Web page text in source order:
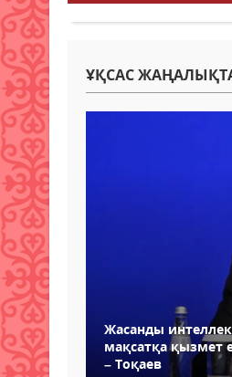
ҰҚСАС
Жасанды
мақсатқа қызмет
– Тоқаев